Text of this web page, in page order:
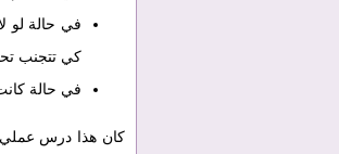
في حالة لو
كي تتجنب
في حالة
كان هذا درس عملي